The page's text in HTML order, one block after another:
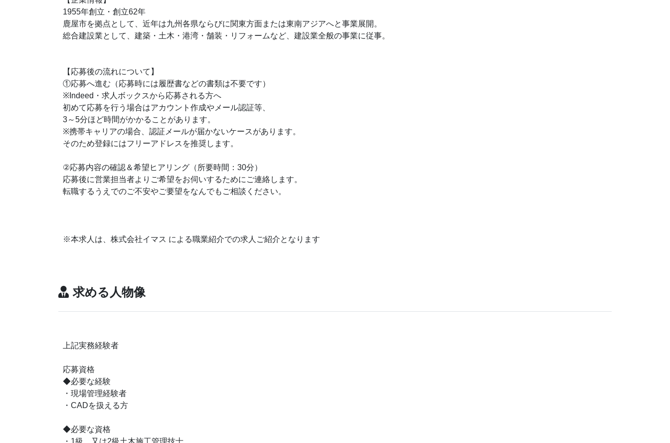
1955年創立・創立62年
鹿屋市を拠点として、近年は九州各県ならびに関東方面または東南アジアへと事業展開。
総合建設業として、建築・土木・港湾・舗装・リフォームなど、建設業全般の事業に従事。
【応募後の流れについて】
①応募へ進む（応募時には履歴書などの書類は不要です）
※Indeed・求人ボックスから応募される方へ
初めて応募を行う場合はアカウント作成やメール認証等、
3～5分ほど時間がかかることがあります。
※携帯キャリアの場合、認証メールが届かないケースがあります。
そのため登録にはフリーアドレスを推奨します。
②応募内容の確認＆希望ヒアリング（所要時間：30分）
応募後に営業担当者よりご希望をお伺いするためにご連絡します。
転職するうえでのご不安やご要望をなんでもご相談ください。
※本求人は、株式会社イマス による職業紹介での求人ご紹介となります
求める人物像
上記実務経験者
応募資格
◆必要な経験
・現場管理経験者
・CADを扱える方
◆必要な資格
・1級、又は2級土木施工管理技士